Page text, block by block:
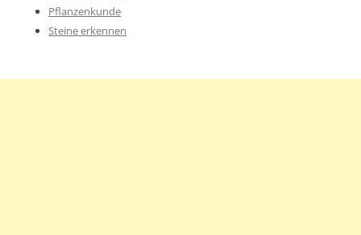
Pflanzenkunde
Steine erkennen